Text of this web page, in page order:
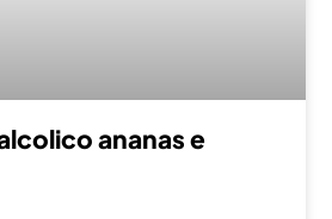
ananas e